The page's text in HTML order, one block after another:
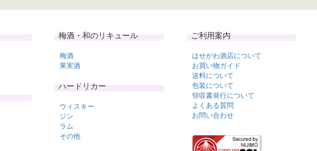
梅酒・和のリキュール
梅酒
果実酒
ハードリカー
ウィスキー
ジン
ラム
その他
ご利用案内
はせがわ酒店について
お買い物ガイド
送料について
包装について
領収書発行について
よくある質問
お問い合わせ